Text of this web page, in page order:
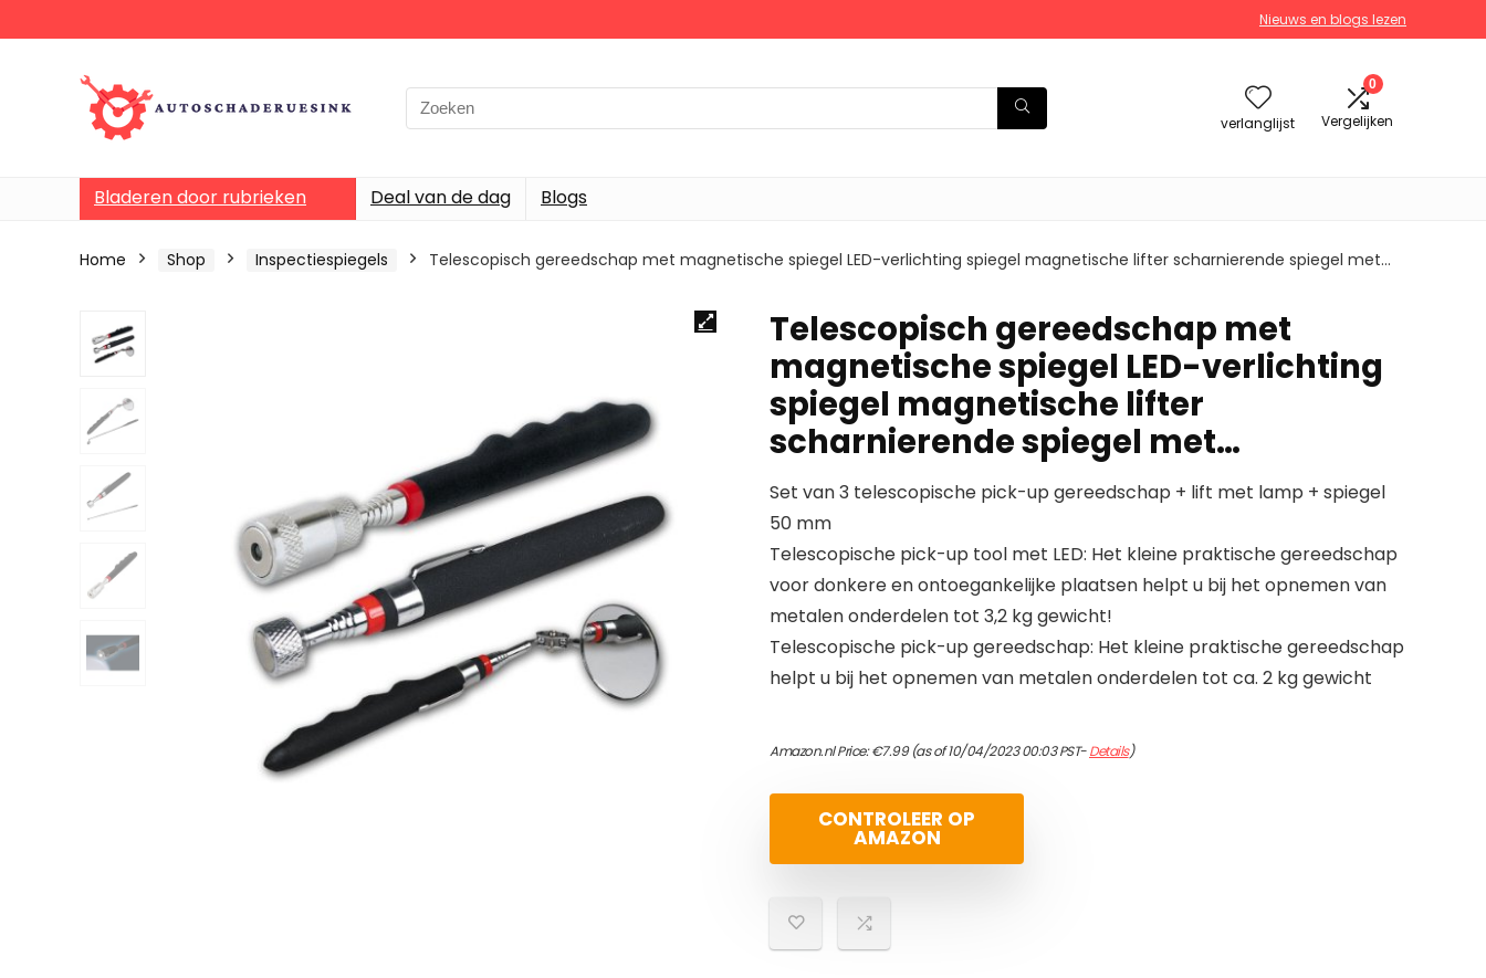
Nieuws en blogs lezen
verlanglijst
0
Vergelijken
Bladeren door rubrieken Deal van de dag Blogs
Home Shop Inspectiespiegels Telescopisch gereedschap met magnetische spiegel LED-verlichting spiegel magnetische lifter scharnierende spiegel met…
Telescopisch gereedschap met
magnetische spiegel LED-verlichting
spiegel magnetische lifter
scharnierende spiegel met…
Set van 3 telescopische pick-up gereedschap + lift met lamp + spiegel
50 mm
Telescopische pick-up tool met LED: Het kleine praktische gereedschap
voor donkere en ontoegankelijke plaatsen helpt u bij het opnemen van
metalen onderdelen tot 3,2 kg gewicht!
Telescopische pick-up gereedschap: Het kleine praktische gereedschap
helpt u bij het opnemen van metalen onderdelen tot ca. 2 kg gewicht
Amazon.nl Price:€7.99(as of 10/04/2023 00:03 PST-Details)
CONTROLEER OP
AMAZON